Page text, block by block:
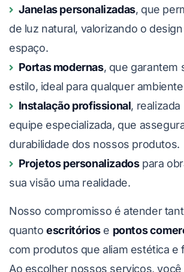
Janelas personalizadas, que
de luz natural, valorizando o
espaço.
Portas modernas, que garantem
estilo, ideal para qualquer
Instalação profissional, realizada
equipe especializada, que
durabilidade dos nossos produtos.
Projetos personalizadospara
sua visão uma realidade.
Nosso compromisso é atender
quantoescritóriose pontos
com produtos que aliam estética e
Ao escolher nossos serviços, você